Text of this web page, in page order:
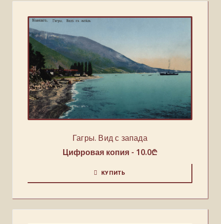
Гагры. Вид с запада
Цифровая копия - 10.0₾
КУПИТЬ